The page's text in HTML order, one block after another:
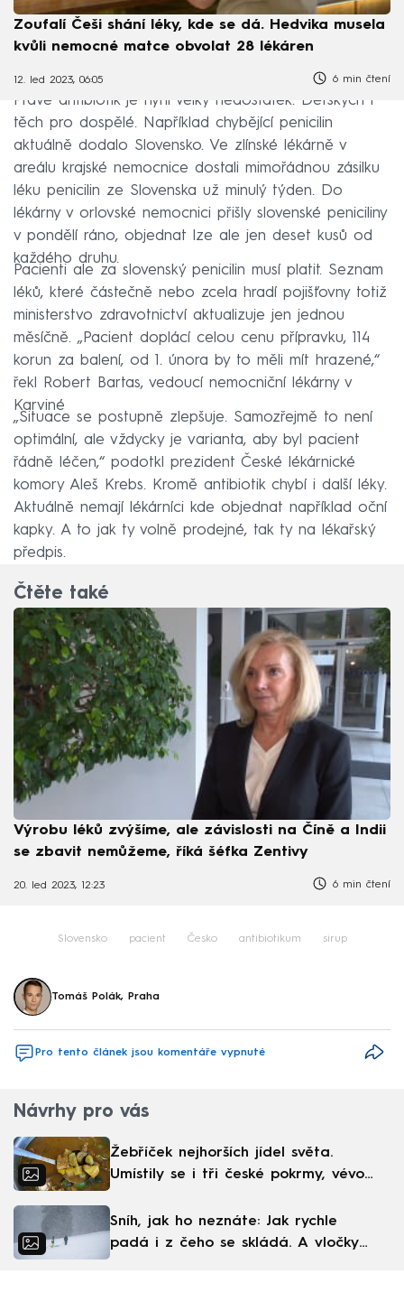
Zoufalí Češi shání léky, kde se dá. Hedvika musela
kvůli nemocné matce obvolat 28 lékáren
12. led 2023, 06:05 6 min čtení
Právě antibiotik je nyní velký nedostatek. Dětských i
těch pro dospělé. Například chybějící penicilin
aktuálně dodalo Slovensko. Ve zlínské lékárně v
areálu krajské nemocnice dostali mimořádnou zásilku
léku penicilin ze Slovenska už minulý týden. Do
lékárny v orlovské nemocnici přišly slovenské peniciliny
v pondělí ráno, objednat lze ale jen deset kusů od
každého druhu.
Pacienti ale za slovenský penicilin musí platit. Seznam
léků, které částečně nebo zcela hradí pojišťovny totiž
ministerstvo zdravotnictví aktualizuje jen jednou
měsíčně. „Pacient doplácí celou cenu přípravku, 114
korun za balení, od 1. února by to měli mít hrazené,“
řekl Robert Bartas, vedoucí nemocniční lékárny v
Karviné
„Situace se postupně zlepšuje. Samozřejmě to není
optimální, ale vždycky je varianta, aby byl pacient
řádně léčen,“ podotkl prezident České lékárnické
komory Aleš Krebs. Kromě antibiotik chybí i další léky.
Aktuálně nemají lékárníci kde objednat například oční
kapky. A to jak ty volně prodejné, tak ty na lékařský
předpis.
Čtěte také
Výrobu léků zvýšíme, ale závislosti na Číně a Indii
se zbavit nemůžeme, říká šéfka Zentivy
20. led 2023, 12:23 6 min čtení
Slovensko pacient Česko antibiotikum sirup
Tomáš Polák, Praha
Pro tento článek jsou komentáře vypnuté
Návrhy pro vás
Žebříček nejhorších jídel světa.
Umístily se i tři české pokrmy, vévodí
Sníh, jak ho neznáte: Jak rychle
padá i z čeho se skládá. A vločky